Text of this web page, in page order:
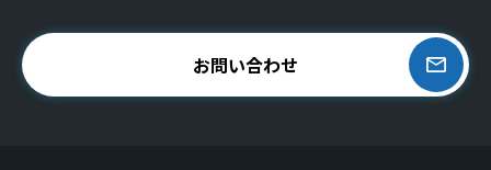
お問い合わせ